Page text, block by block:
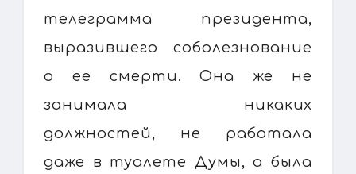
телеграмма президента,
выразившего соболезнование
о ее смерти. Она же не
занимала никаких
должностей, не работала
даже в туалете Думы, а была